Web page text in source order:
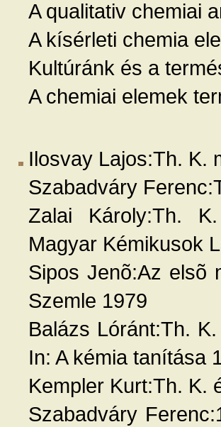
A qualitativ chemiai
A kísérleti chemia
Kultúránk és a
A chemiai elemek
Ilosvay Lajos:Th. K.
Szabadváry
Zalai Károly:Th.
Magyar Kémikusok
Sipos Jenõ:Az elsõ
Szemle 1979
Balázs Lóránt:Th.
In: A kémia tanítása
Kempler Kurt:Th. K.
Szabadváry